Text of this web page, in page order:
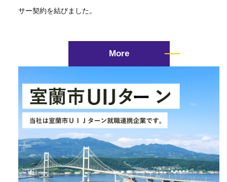
サー契約を結びました。
More